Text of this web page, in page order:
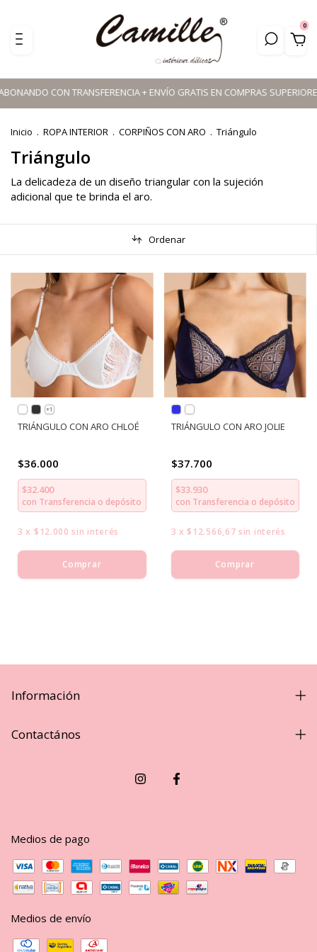
0
CON TRANSFERENCIA + ENVÍO GRATIS EN COMPRAS
Inicio . ROPA INTERIOR . CORPIÑOS CON ARO . Triángulo
Triángulo
La delicadeza de un diseño triangular con la sujeción
adicional que te brinda el aro.
Ordenar
+1
TRIÁNGULO CON ARO CHLOÉ
$36.000
$32.400
con Transferencia o depósito
3 x $12.000 sin interés
Comprar
TRIÁNGULO CON ARO JOLIE
$37.700
$33.930
con Transferencia o depósito
3 x$12.566,67 sin interés
Comprar
Información
Contactános
Medios de pago
Medios de envío